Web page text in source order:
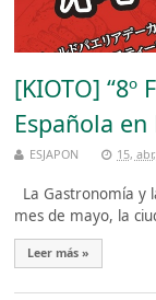
[KIOTO]
Española en
ESJAPON 15,
La Gastronomía y
mes de mayo, la
Leer más »